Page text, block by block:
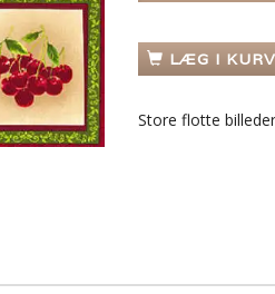
LÆG I KURV
Store flotte